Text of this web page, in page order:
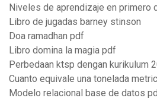
Niveles de aprendizaje en primero
Libro de jugadas barney stinson
Doa ramadhan pdf
Libro domina la magia pdf
Perbedaan ktsp dengan kurikulum
Cuanto equivale una tonelada
Modelo relacional base de datos